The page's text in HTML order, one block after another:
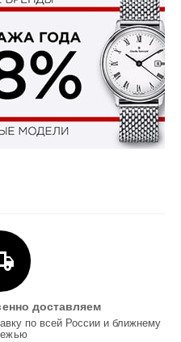
доставляем
по всей России и ближнему